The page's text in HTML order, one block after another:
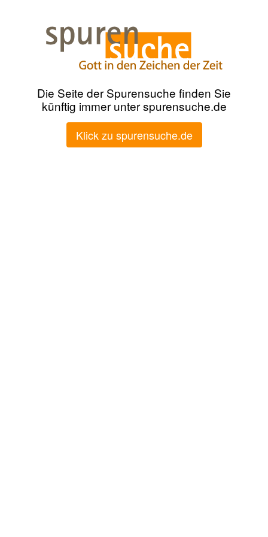
Die Seite der Spurensuche finden Sie
künftig immer unter spurensuche.de
Klick zu spurensuche.de